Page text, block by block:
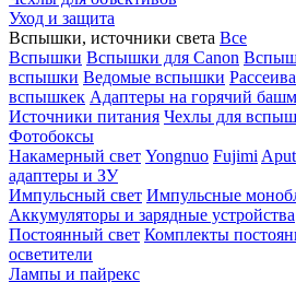
Уход и защита
Вспышки, источники света Все
Вспышки Вспышки для Canon
вспышки Ведомые вспышки
вспышкек Адаптеры на горячий
Источники питания Чехлы для
Фотобоксы
Накамерный свет Yongnuo Fujimi
адаптеры и ЗУ
Импульсный свет Импульсные
Аккумуляторы и зарядные устройства
Постоянный свет Комплекты
осветители
Лампы и пайрекс